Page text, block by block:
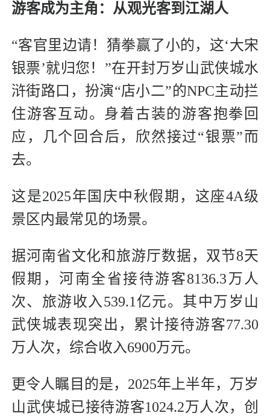
游客成为主角：从观光客到江湖人
“客官里边请！猜拳赢了小的，这‘大宋
银票’就归您！”在开封万岁山武侠城水
浒街路口，扮演“店小二”的NPC主动拦
住游客互动。身着古装的游客抱拳回
应，几个回合后，欣然接过“银票”而
去。
这是2025年国庆中秋假期，这座4A级
景区内最常见的场景。
据河南省文化和旅游厅数据，双节8天
假期，河南全省接待游客8136.3万人
次、旅游收入539.1亿元。其中万岁山
武侠城表现突出，累计接待游客77.30
万人次，综合收入6900万元。
更令人瞩目的是，2025年上半年，万岁
山武侠城已接待游客1024.2万人次，创